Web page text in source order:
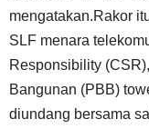
mengatakan.Rakor
SLF menara
Responsibility
Bangunan (PBB)
diundang bersama